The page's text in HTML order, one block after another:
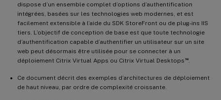
dispose d’un ensemble complet d’options d’authentification
intégrées, basées sur les technologies web modernes, et est
facilement extensible à l’aide du SDK StoreFront ou de plug-ins IIS
tiers. L’objectif de conception de base est que toute technologie
d’authentification capable d’authentifier un utilisateur sur un site
web peut désormais être utilisée pour se connecter à un
déploiement Citrix Virtual Apps ou Citrix Virtual Desktops ™.
Ce document décrit des exemples d’architectures de déploiement
de haut niveau, par ordre de complexité croissante.